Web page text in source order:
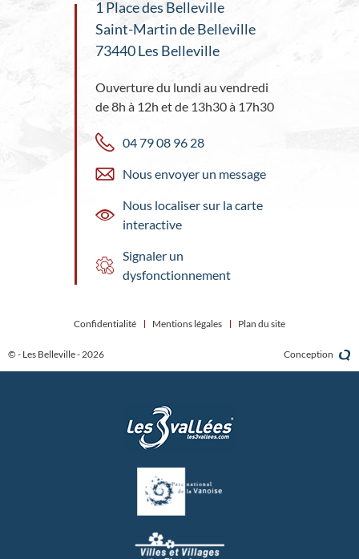
1 Place des Belleville
Saint-Martin de Belleville
73440 Les Belleville
Ouverture du lundi au vendredi
de 8h à 12h et de 13h30 à 17h30
04 79 08 96 28
Nous envoyer un message
Nous localiser sur la carte
interactive
Signaler un
dysfonctionnement
© - Les Belleville - 2026
Confidentialité Mentions légales Plan du site
Conception